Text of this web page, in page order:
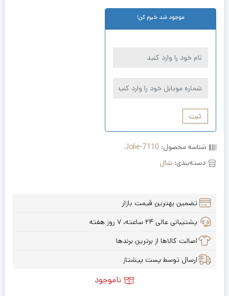
موجود شد خبرم کن!
ثبت
شناسه محصول: Jolie-7110
دسته‌بندی: شال
تضمین بهترین قیمت بازار
پشتیبانی عالی ۲۴ ساعته، ۷ روز هفته
اصالت کالاها از برترین برندها
ارسال توسط پست پیشتاز
ناموجود